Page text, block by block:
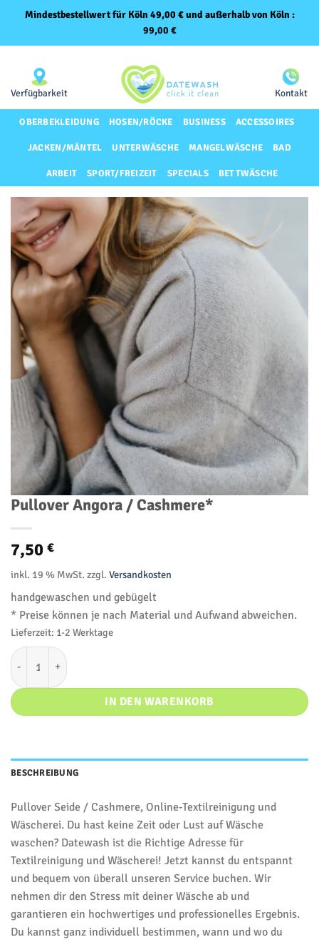
Mindestbestellwert für Köln 49,00 € und außerhalb von Köln :
99,00 €
springen
Verfügbarkeit Kontakt
OBERBEKLEIDUNG HOSEN/RÖCKE BUSINESS ACCESSOIRES
JACKEN/MÄNTEL UNTERWÄSCHE MANGELWÄSCHE BAD
ARBEIT SPORT/FREIZEIT SPECIALS BETTWÄSCHE
Pullover Angora / Cashmere*
7,50 €
inkl. 19 % MwSt. zzgl. Versandkosten
handgewaschen und gebügelt
* Preise können je nach Material und Aufwand abweichen.
Lieferzeit: 1-2 Werktage
Pullover Angora / Cashmere* Menge
IN DEN WARENKORB
BESCHREIBUNG
Pullover Seide / Cashmere, Online-Textilreinigung und
Wäscherei. Du hast keine Zeit oder Lust auf Wäsche
waschen? Datewash ist die Richtige Adresse für
Textilreinigung und Wäscherei! Jetzt kannst du entspannt
und bequem von überall unseren Service buchen. Wir
nehmen dir den Stress mit deiner Wäsche ab und
garantieren ein hochwertiges und professionelles Ergebnis.
Du kannst ganz individuell bestimmen, wann und wo du